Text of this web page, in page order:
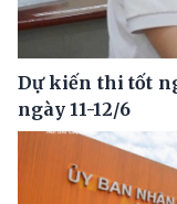
Dự kiến thi tốt
ngày 11-12/6